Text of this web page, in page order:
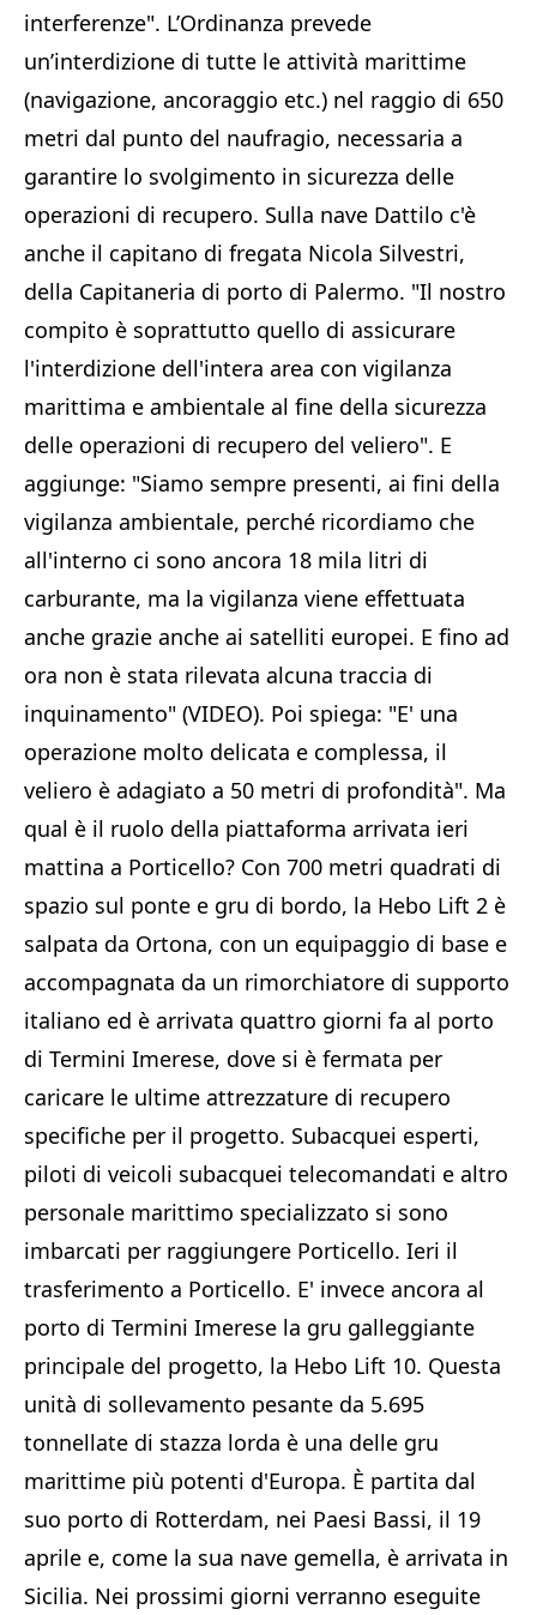
interferenze". L’Ordinanza prevede
un’interdizione di tutte le attività marittime
(navigazione, ancoraggio etc.) nel raggio di 650
metri dal punto del naufragio, necessaria a
garantire lo svolgimento in sicurezza delle
operazioni di recupero. Sulla nave Dattilo c'è
anche il capitano di fregata Nicola Silvestri,
della Capitaneria di porto di Palermo. "Il nostro
compito è soprattutto quello di assicurare
l'interdizione dell'intera area con vigilanza
marittima e ambientale al fine della sicurezza
delle operazioni di recupero del veliero". E
aggiunge: "Siamo sempre presenti, ai fini della
vigilanza ambientale, perché ricordiamo che
all'interno ci sono ancora 18 mila litri di
carburante, ma la vigilanza viene effettuata
anche grazie anche ai satelliti europei. E fino ad
ora non è stata rilevata alcuna traccia di
inquinamento" (VIDEO). Poi spiega: "E' una
operazione molto delicata e complessa, il
veliero è adagiato a 50 metri di profondità". Ma
qual è il ruolo della piattaforma arrivata ieri
mattina a Porticello? Con 700 metri quadrati di
spazio sul ponte e gru di bordo, la Hebo Lift 2 è
salpata da Ortona, con un equipaggio di base e
accompagnata da un rimorchiatore di supporto
italiano ed è arrivata quattro giorni fa al porto
di Termini Imerese, dove si è fermata per
caricare le ultime attrezzature di recupero
specifiche per il progetto. Subacquei esperti,
piloti di veicoli subacquei telecomandati e altro
personale marittimo specializzato si sono
imbarcati per raggiungere Porticello. Ieri il
trasferimento a Porticello. E' invece ancora al
porto di Termini Imerese la gru galleggiante
principale del progetto, la Hebo Lift 10. Questa
unità di sollevamento pesante da 5.695
tonnellate di stazza lorda è una delle gru
marittime più potenti d'Europa. È partita dal
suo porto di Rotterdam, nei Paesi Bassi, il 19
aprile e, come la sua nave gemella, è arrivata in
Sicilia. Nei prossimi giorni verranno eseguite